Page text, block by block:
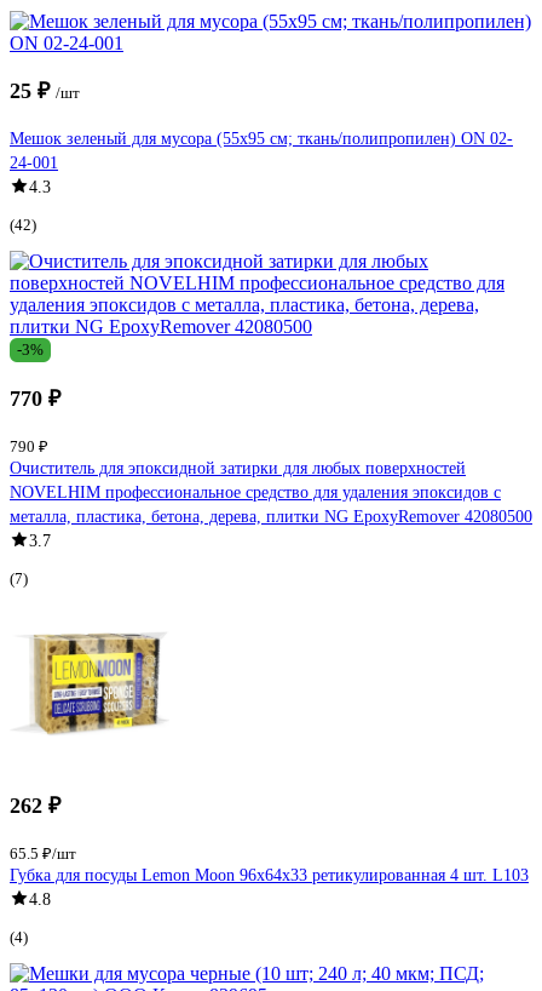
25 ₽ /шт
Мешок зеленый для мусора (55x95 см; ткань/полипропилен) ON 02-
24-001
4.3
(42)
-3%
770 ₽
790 ₽
Очиститель для эпоксидной затирки для любых поверхностей
NOVELHIM профессиональное средство для удаления эпоксидов с
металла, пластика, бетона, дерева, плитки NG EpoxyRemover 42080500
3.7
(7)
262 ₽
65.5 ₽/шт
Губка для посуды Lemon Moon 96x64x33 ретикулированная 4 шт. L103
4.8
(4)